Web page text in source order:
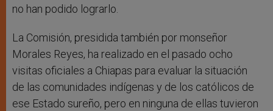
no han podido lograrlo.
La Comisión, presidida también por monseñor
Morales Reyes, ha realizado en el pasado ocho
visitas oficiales a Chiapas para evaluar la situación
de las comunidades indígenas y de los católicos de
ese Estado sureño, pero en ninguna de ellas tuvieron